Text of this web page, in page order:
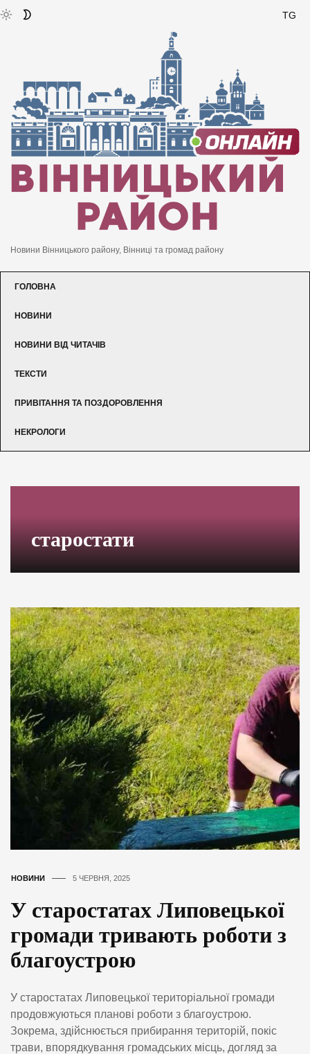
TG
Новини Вінницького району, Вінниці та громад району
ГОЛОВНА
НОВИНИ
НОВИНИ ВІД ЧИТАЧІВ
ТЕКСТИ
ПРИВІТАННЯ ТА ПОЗДОРОВЛЕННЯ
НЕКРОЛОГИ
старостати
НОВИНИ 5 ЧЕРВНЯ, 2025
У старостатах Липовецької
громади тривають роботи з
благоустрою
У старостатах Липовецької територіальної громади
продовжуються планові роботи з благоустрою.
Зокрема, здійснюється прибирання територій, покіс
трави, впорядкування громадських місць, догляд за